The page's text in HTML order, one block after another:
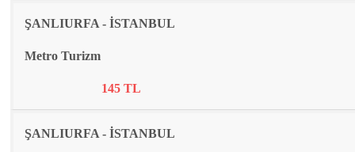
ŞANLIURFA - İSTANBUL
Metro Turizm
145 TL
ŞANLIURFA - İSTANBUL